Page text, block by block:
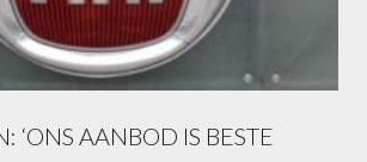
‘ONS AANBOD IS BESTE